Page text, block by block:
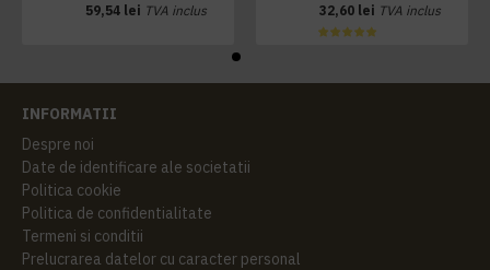
59,54 lei TVA inclus
32,60 lei TVA inclus
INFORMATII
Despre noi
Date de identificare ale societatii
Politica cookie
Politica de confidentialitate
Termeni si conditii
Prelucrarea datelor cu caracter personal